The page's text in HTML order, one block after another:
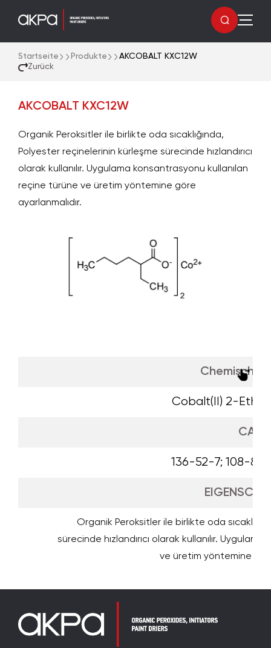
Zurück
Startseite Produkte AKCOBALT KXC12W
AKCOBALT KXC12W
Organik Peroksitler ile birlikte oda sıcaklığında,
Polyester reçinelerinin kürleşme sürecinde hızlandırıcı
olarak kullanılır. Uygulama konsantrasyonu kullanılan
reçine türüne ve üretim yöntemine göre
ayarlanmalıdır.
Chemischer
Cobalt(II) 2-Ethyl
CAS
136-52-7; 108-
Organik Peroksitler ile birlikte oda
sürecinde hızlandırıcı olarak kullanılır.
ve üretim yöntemine